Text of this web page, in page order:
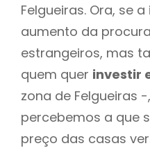
Felgueiras. Ora, se
aumento da
estrangeiros, mas
quem quer investir
zona de Felgueiras
percebemos a que
preço das casas